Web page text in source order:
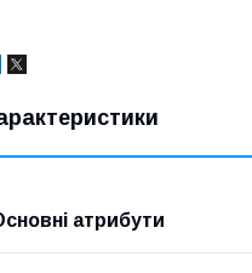
атрибути